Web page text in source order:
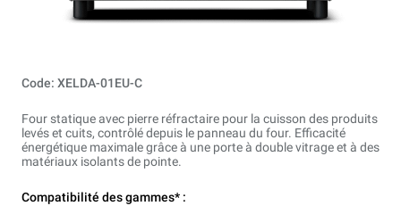
Code: XELDA-01EU-C
Four statique avec pierre réfractaire pour la cuisson des produits
levés et cuits, contrôlé depuis le panneau du four. Efficacité
énergétique maximale grâce à une porte à double vitrage et à des
matériaux isolants de pointe.
Compatibilité des gammes* :